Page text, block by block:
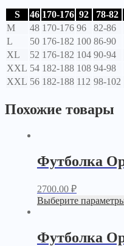
S 46 170-176 92 78-82
M
48 170-176 96 82-86
L
50 176-182 100 86-90
XL
52 176-182 104 90-94
XXL 54 182-188 108 94-98
XXL 56 182-188 112 98-102
Похожие товары
Футболка
2700.00 ₽
Выберите
Футболка